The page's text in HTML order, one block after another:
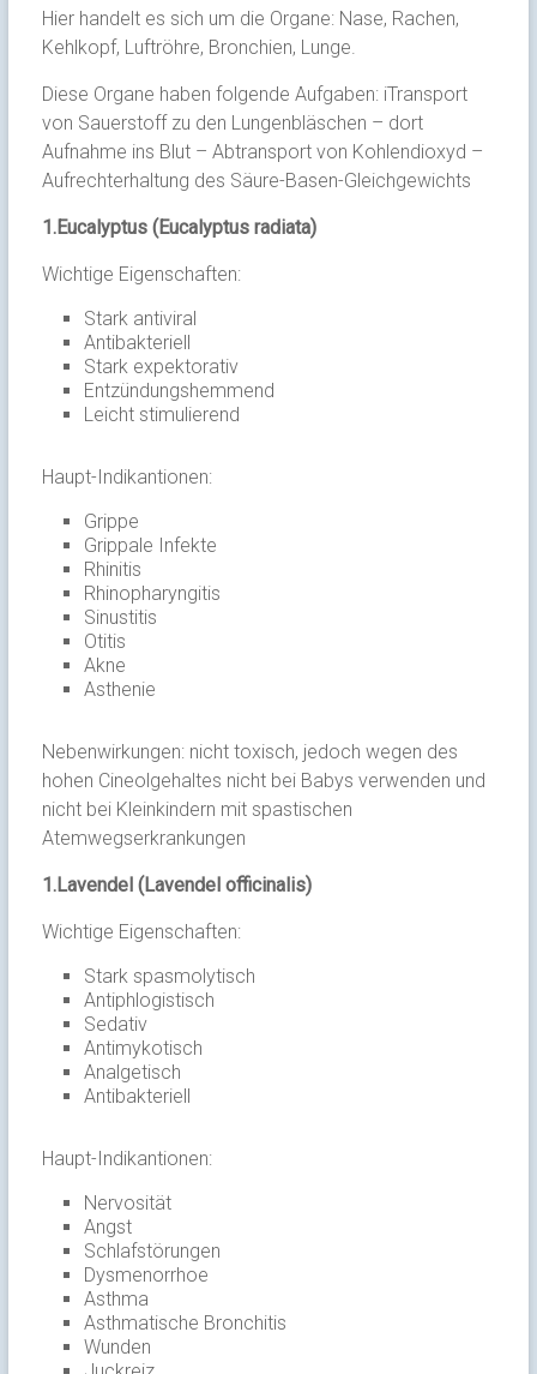
Hier handelt es sich um die Organe: Nase, Rachen,
Kehlkopf, Luftröhre, Bronchien, Lunge.
Diese Organe haben folgende Aufgaben: iTransport
von Sauerstoff zu den Lungenbläschen – dort
Aufnahme ins Blut – Abtransport von Kohlendioxyd –
Aufrechterhaltung des Säure-Basen-Gleichgewichts
1.Eucalyptus (Eucalyptus radiata)
Wichtige Eigenschaften:
Stark antiviral
Antibakteriell
Stark expektorativ
Entzündungshemmend
Leicht stimulierend
Haupt-Indikantionen:
Grippe
Grippale Infekte
Rhinitis
Rhinopharyngitis
Sinustitis
Otitis
Akne
Asthenie
Nebenwirkungen: nicht toxisch, jedoch wegen des
hohen Cineolgehaltes nicht bei Babys verwenden und
nicht bei Kleinkindern mit spastischen
Atemwegserkrankungen
1.Lavendel (Lavendel officinalis)
Wichtige Eigenschaften:
Stark spasmolytisch
Antiphlogistisch
Sedativ
Antimykotisch
Analgetisch
Antibakteriell
Haupt-Indikantionen:
Nervosität
Angst
Schlafstörungen
Dysmenorrhoe
Asthma
Asthmatische Bronchitis
Wunden